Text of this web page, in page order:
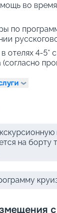
во
по
отелях 4-5*
(согласно
на борту